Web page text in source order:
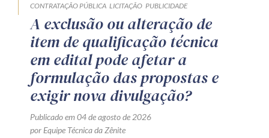
CONTRATAÇÃO PÚBLICA LICITAÇÃO PUBLICIDADE
A exclusão ou alteração de
item de qualificação técnica
em edital pode afetar a
formulação das propostas e
exigir nova divulgação?
Publicado em 04 de agosto de 2026
por Equipe Técnica da Zênite